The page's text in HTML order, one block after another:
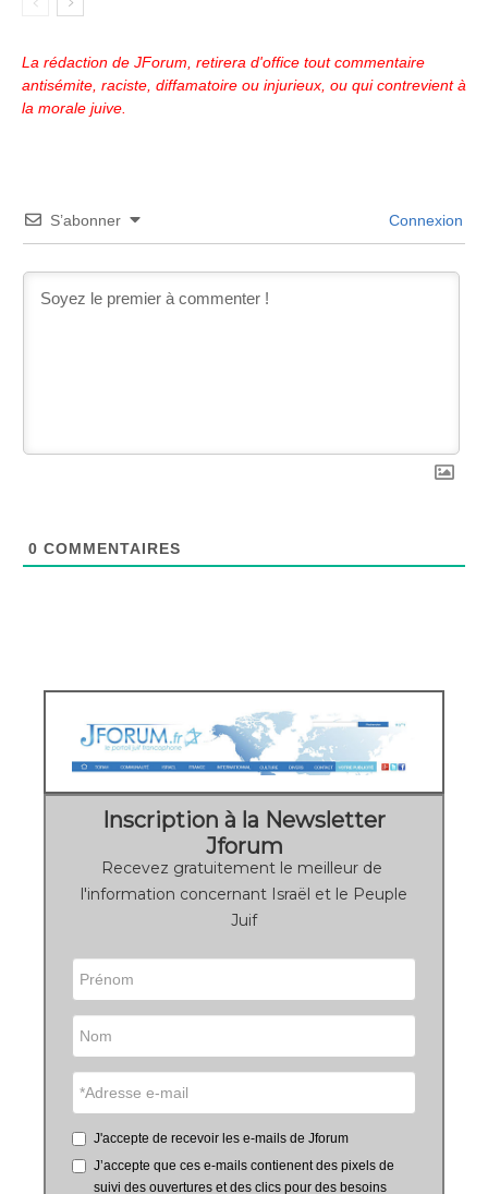
La rédaction de JForum, retirera d'office tout commentaire
antisémite, raciste, diffamatoire ou injurieux, ou qui contrevient à
la morale juive.
S’abonner Connexion
0 COMMENTAIRES
Inscription à la Newsletter
Jforum
Recevez gratuitement le meilleur de
l'information concernant Israël et le Peuple
Juif
J'accepte de recevoir les e-mails de Jforum
J’accepte que ces e-mails contienent des pixels de
suivi des ouvertures et des clics pour des besoins